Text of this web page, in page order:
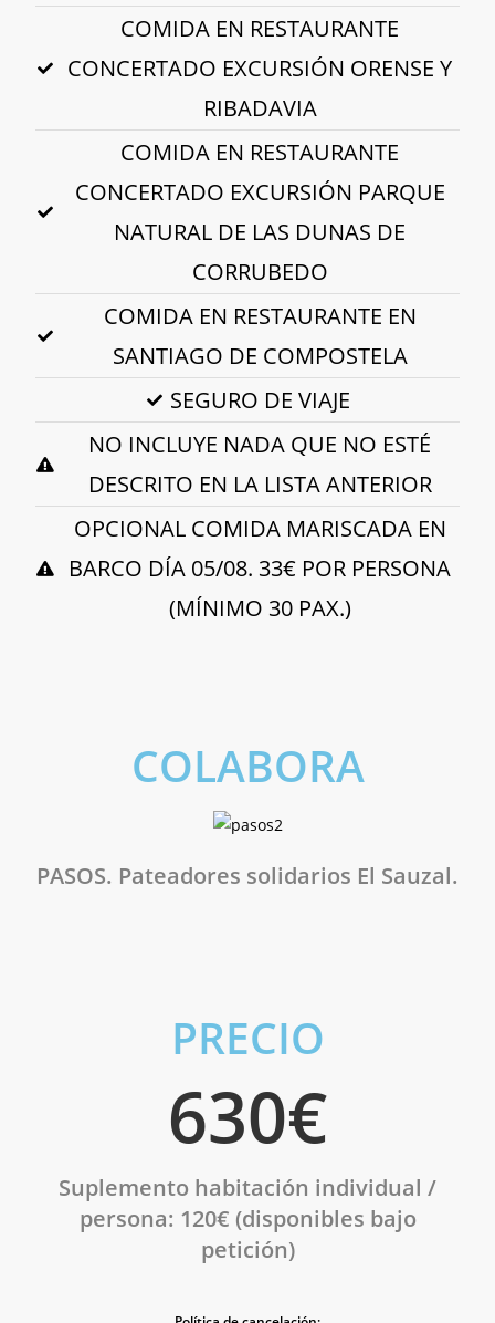
COMIDA EN RESTAURANTE
CONCERTADO EXCURSIÓN ORENSE Y
RIBADAVIA
COMIDA EN RESTAURANTE
CONCERTADO EXCURSIÓN PARQUE
NATURAL DE LAS DUNAS DE
CORRUBEDO
COMIDA EN RESTAURANTE EN
SANTIAGO DE COMPOSTELA
SEGURO DE VIAJE
NO INCLUYE NADA QUE NO ESTÉ
DESCRITO EN LA LISTA ANTERIOR
OPCIONAL COMIDA MARISCADA EN
BARCO DÍA 05/08. 33€ POR PERSONA
(MÍNIMO 30 PAX.)
COLABORA
PASOS. Pateadores solidarios El Sauzal.
PRECIO
630€
Suplemento habitación individual /
persona: 120€ (disponibles bajo
petición)